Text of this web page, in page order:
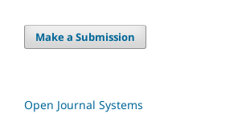
Make a Submission
Open Journal Systems